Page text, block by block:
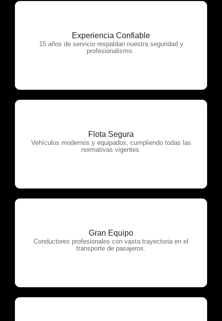
Experiencia Confiable
15 años de servicio respaldan nuestra seguridad y
profesionalismo.
OTP Servicios
Flota Segura
Vehículos modernos y equipados, cumpliendo todas las
normativas vigentes.
OTP Servicios
Gran Equipo
Conductores profesionales con vasta trayectoria en el
transporte de pasajeros.
OTP Servicios